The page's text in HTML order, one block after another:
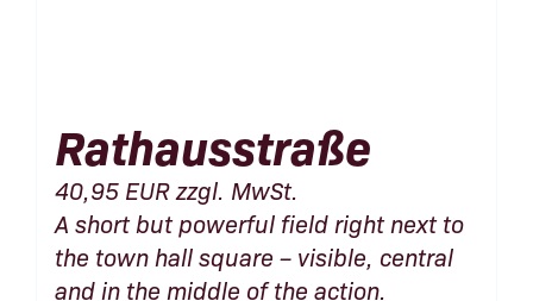
Rathausstraße
40,95 EURzzgl. MwSt.
A short but powerful field right next to
the town hall square – visible, central
and in the middle of the action.